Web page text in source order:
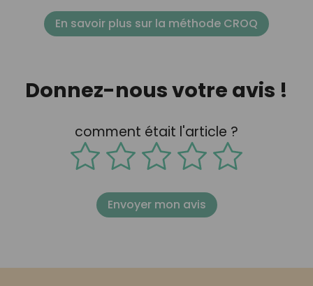
En savoir plus sur la méthode CROQ
Donnez-nous votre avis !
comment était l'article ?
Envoyer mon avis